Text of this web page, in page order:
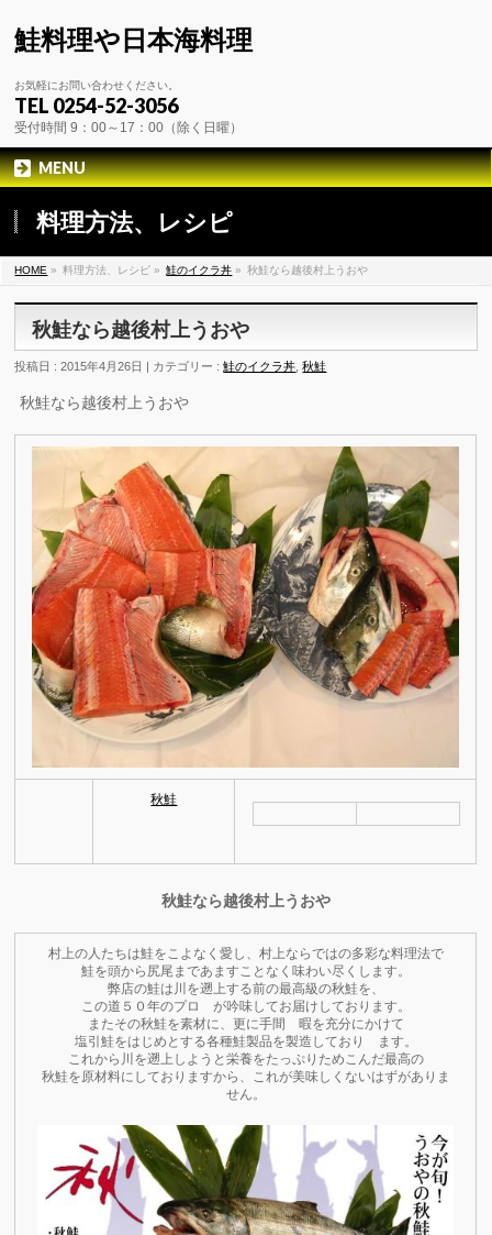
鮭料理や日本海料理
お気軽にお問い合わせください。
TEL 0254-52-3056
受付時間 9：00～17：00（除く日曜）
MENU
料理方法、レシピ
HOME » 料理方法、レシピ » 鮭のイクラ丼 » 秋鮭なら越後村上うおや
秋鮭なら越後村上うおや
投稿日 : 2015年4月26日 | カテゴリー :鮭のイクラ丼 ,秋鮭
秋鮭なら越後村上うおや
秋鮭
秋鮭なら越後村上うおや
村上の人たちは鮭をこよなく愛し、村上ならではの多彩な料理法で
鮭を頭から尻尾まであますことなく味わい尽くします。
弊店の鮭は川を遡上する前の最高級の秋鮭を、
この道５０年のプロ が吟味してお届けしております。
またその秋鮭を素材に、更に手間 暇を充分にかけて
塩引鮭をはじめとする各種鮭製品を製造しており ます。
これから川を遡上しようと栄養をたっぷりためこんだ最高の
秋鮭を原材料にしておりますから、これが美味しくないはずがありま
せん。